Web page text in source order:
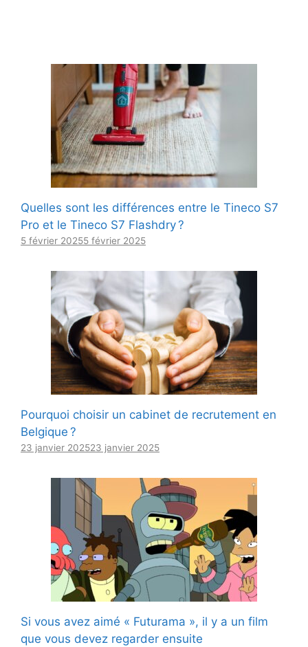
Quelles sont les différences entre le Tineco S7
Pro et le Tineco S7 Flashdry ?
5 février 20255 février 2025
Pourquoi choisir un cabinet de recrutement en
Belgique ?
23 janvier 202523 janvier 2025
Si vous avez aimé « Futurama », il y a un film
que vous devez regarder ensuite